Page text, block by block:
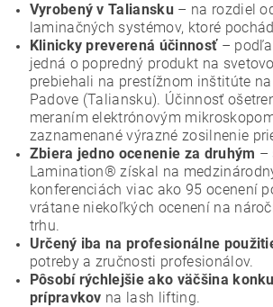
Vyrobený v Taliansku – na rozdiel
laminačných systémov, ktoré
Klinicky preverená účinnosť– podľa
jedná o popredný produkt na
prebiehali na prestížnom inštitúte
Padove (Taliansku). Účinnosť
meraním elektrónovým
zaznamenané výrazné zosilnenie
Zbiera jedno ocenenie za druhým –
Lamination® získal na
konferenciách viac ako 95 ocenení
vrátane niekoľkých ocenení na
trhu.
Určený iba na profesionálne
potreby a zručnosti profesionálov.
Pôsobí rýchlejšie ako väčšina
prípravkov na lash lifting.